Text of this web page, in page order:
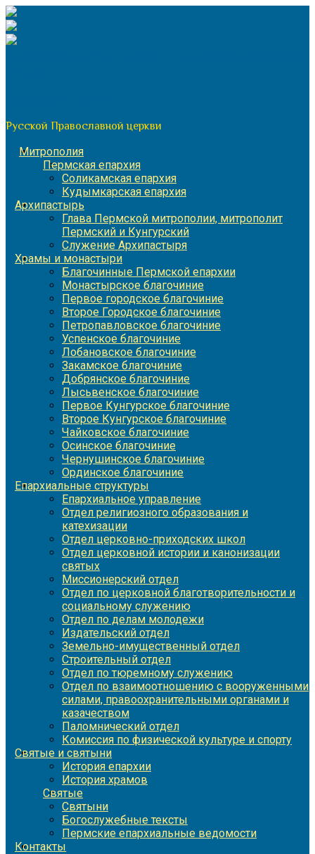
Перейти
к
содержимому
Русской Православной церкви
Митрополия
Пермская епархия
Соликамская епархия
Кудымкарская епархия
Архипастырь
Глава Пермской митрополии, митрополит
Пермский и Кунгурский
Служение Архипастыря
Храмы и монастыри
Благочинные Пермской епархии
Монастырское благочиние
Первое городское благочиние
Второе Городское благочиние
Петропавловское благочиние
Успенское благочиние
Лобановское благочиние
Закамское благочиние
Добрянское благочиние
Лысьвенское благочиние
Первое Кунгурское благочиние
Второе Кунгурское благочиние
Чайковское благочиние
Осинское благочиние
Чернушинское благочиние
Ординское благочиние
Епархиальные структуры
Епархиальное управление
Отдел религиозного образования и
катехизации
Отдел церковно-приходских школ
Отдел церковной истории и канонизации
святых
Миссионерский отдел
Отдел по церковной благотворительности и
социальному служению
Отдел по делам молодежи
Издательский отдел
Земельно-имущественный отдел
Строительный отдел
Отдел по тюремному служению
Отдел по взаимоотношению с вооруженными
силами, правоохранительными органами и
казачеством
Паломнический отдел
Комиссия по физической культуре и спорту
Святые и святыни
История епархии
История храмов
Святые
Святыни
Богослужебные тексты
Пермские епархиальные ведомости
Контакты